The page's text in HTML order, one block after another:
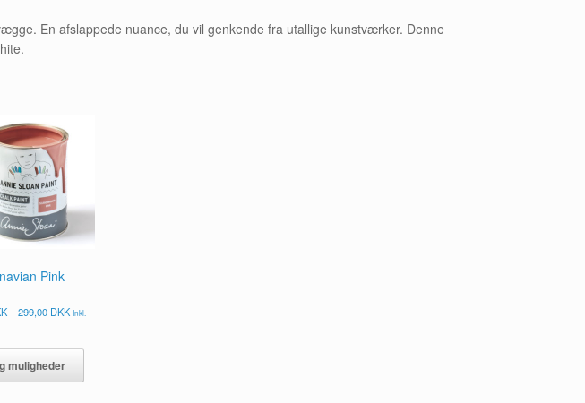
En afslappede nuance, du vil genkende fra utallige kunstværker. Denne
Pink
– 299,00 DKKPrisinterval:
299,00 DKK
Inkl.
muligheder
Dette
har